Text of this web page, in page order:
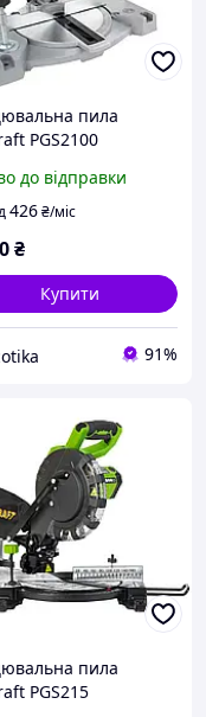
пила
PGS2100
до відправки
426₴/міс
₴
Купити
91%
пила
PGS215